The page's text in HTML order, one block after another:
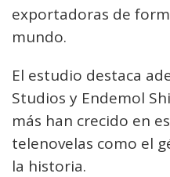
exportadoras de
mundo.
El estudio destaca
Studios y Endemol
más han crecido en
telenovelas como el
la historia.